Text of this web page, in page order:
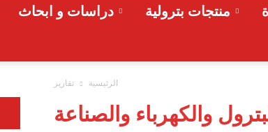
منتجات بترولية دراسات و ابحاث
الرئيسية تقارير
والكهرباء والصناعة